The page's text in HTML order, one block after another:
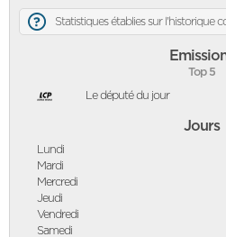
Statistiques établies sur l'historique
Top 5
Le député du jour
Jours
Lundi
Mardi
Mercredi
Jeudi
Vendredi
Samedi